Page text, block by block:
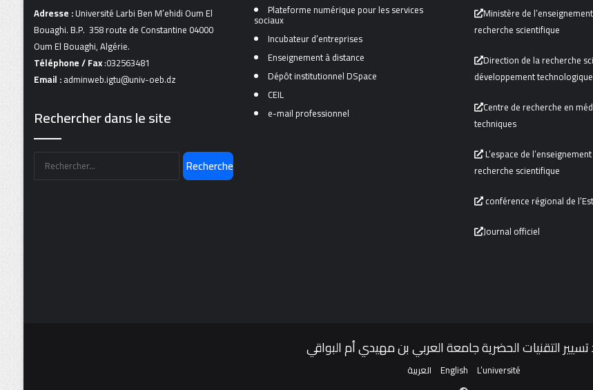
Adresse :Université Larbi Ben M’ehidi Oum El
Bouaghi. B.P. 358 route de Constantine 04000
Oum El Bouaghi, Algérie.
Téléphone / Fax:032563481
Email :adminweb.igtu@univ-oeb.dz
Rechercher dans le site
Plateforme numérique pour les services
sociaux
Incubateur d’entreprises
Enseignement à distance
Dépôt institutionnel DSpace
CEIL
e-mail professionnel
Ministère de
recherche scientifique
Direction de la recherche
développement technologique
Centre de recherche en
techniques
L’espace de
recherche scientifique
conférence régional de l’Est
Journal officiel
التقنيات الحضرية جامعة العربي بن مهيدي أم البواقي
العربية English L’université